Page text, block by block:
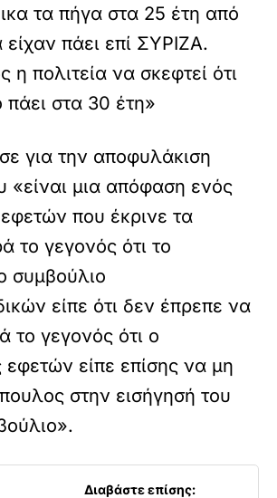
τα πήγα στα 25 έτη από
πάει επί ΣΥΡΙΖΑ.
η πολιτεία να σκεφτεί ότι
πάει στα 30 έτη»
για την αποφυλάκιση
«είναι μια απόφαση ενός
που έκρινε τα
το γεγονός ότι το
συμβούλιο
είπε ότι δεν έπρεπε να
το γεγονός ότι ο
εφετών είπε επίσης να μη
στην εισήγησή του
Διαβάστε επίσης: